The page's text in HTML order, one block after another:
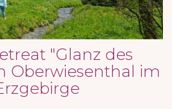
"Glanz des
Oberwiesenthal im